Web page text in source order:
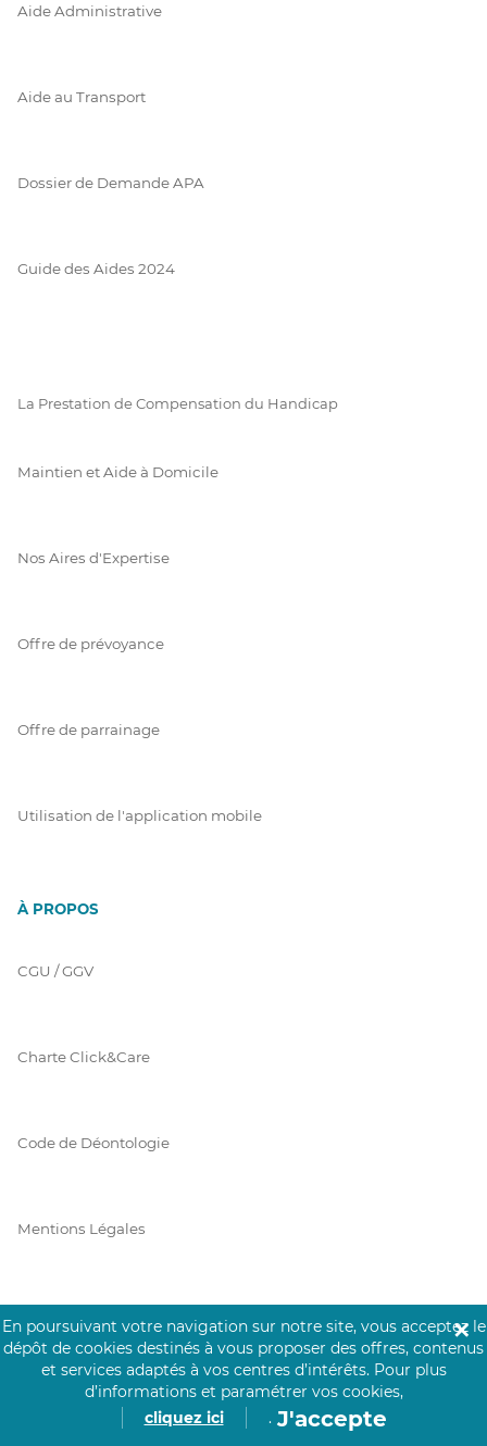
Aide Administrative
Aide au Transport
Dossier de Demande APA
Guide des Aides 2024
La Prestation de Compensation du Handicap
Maintien et Aide à Domicile
Nos Aires d'Expertise
Offre de prévoyance
Offre de parrainage
Utilisation de l'application mobile
À PROPOS
CGU / GGV
Charte Click&Care
Code de Déontologie
Mentions Légales
Protection des Données
En poursuivant votre navigation sur notre site, vous acceptez le
dépôt de cookies destinés à vous proposer des offres, contenus
et services adaptés à vos centres d’intérêts. Pour plus
d’informations et paramétrer vos cookies,
cliquez ici
. J'accepte
✕